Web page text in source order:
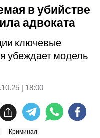
в убийстве
адвоката
ключевые
убеждает модель
| 18:00
Криминал